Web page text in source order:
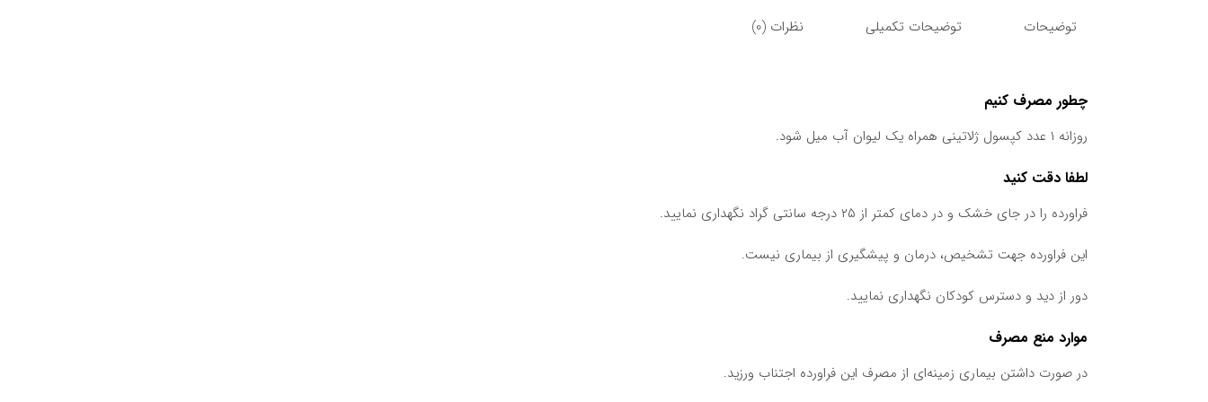
توضیحات توضیحات تکمیلی نظرات (0)
چطور مصرف کنیم
روزانه ۱ عدد کپسول ژلاتینی همراه یک لیوان آب میل شود.
لطفا دقت کنید
فراورده را در جای خشک و در دمای کمتر از ۲۵ درجه سانتی گراد نگهداری نمایید.
این فراورده جهت تشخیص، درمان و پیشگیری از بیماری نیست.
دور از دید و دسترس کودکان نگهداری نمایید.
موارد منع مصرف
در صورت داشتن بیماری زمینه‌ای از مصرف این فراورده اجتناب ورزید.